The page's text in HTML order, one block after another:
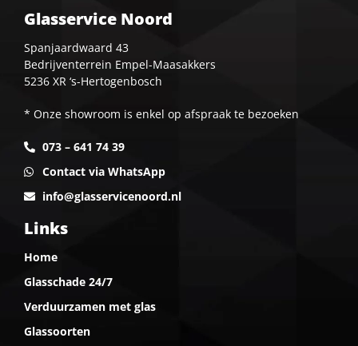
Glasservice Noord
Spanjaardwaard 43
Bedrijventerrein Empel-Maasakkers
5236 XR ‘s-Hertogenbosch
* Onze showroom is enkel op afspraak te bezoeken
073 – 641 74 39
Contact via WhatsApp
info@glasservicenoord.nl
Links
Home
Glasschade 24/7
Verduurzamen met glas
Glassoorten